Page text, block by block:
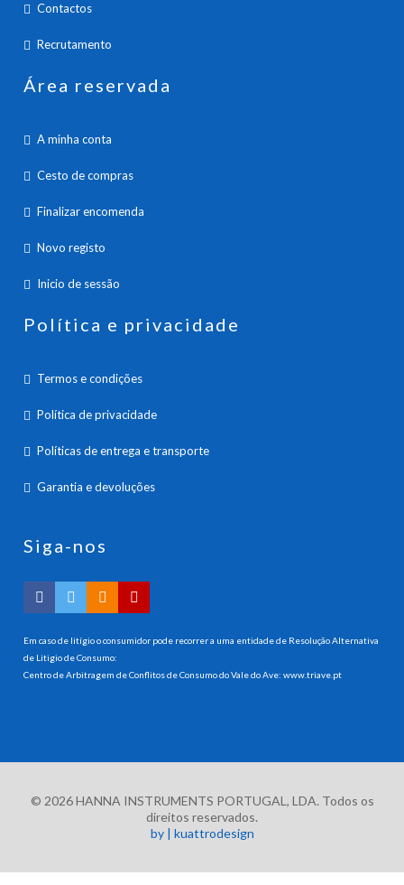
Contactos
Recrutamento
Área reservada
A minha conta
Cesto de compras
Finalizar encomenda
Novo registo
Inicio de sessão
Política e privacidade
Termos e condições
Política de privacidade
Políticas de entrega e transporte
Garantia e devoluções
Siga-nos
Em caso de litígio o consumidor pode recorrer a uma entidade de Resolução Alternativa
de Litigio de Consumo:
Centro de Arbitragem de Conflitos de Consumo do Vale do Ave:www.triave.pt
© 2026 HANNA INSTRUMENTS PORTUGAL, LDA. Todos os
direitos reservados.
by | kuattrodesign